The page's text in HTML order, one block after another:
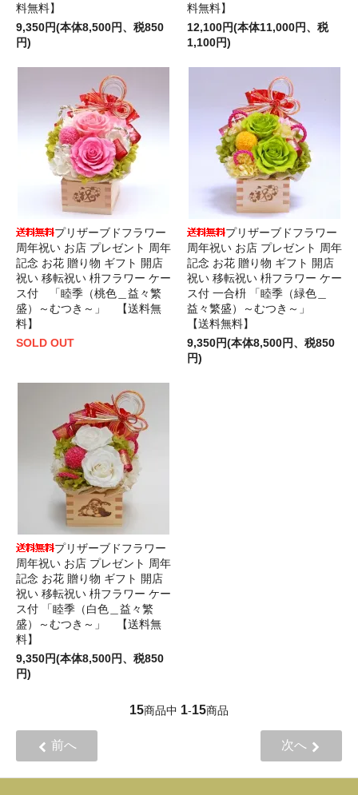
料無料】
9,350円(本体8,500円、税850
円)
料無料】
12,100円(本体11,000円、税
1,100円)
プリザーブドフラワー
周年祝い お店 プレゼント 周年
記念 お花 贈り物 ギフト 開店
祝い 移転祝い 枡フラワー ケー
ス付 「睦季（桃色＿益々繁
盛）～むつき～」 【送料無
料】
SOLD OUT
プリザーブドフラワー
周年祝い お店 プレゼント 周年
記念 お花 贈り物 ギフト 開店
祝い 移転祝い 枡フラワー ケー
ス付 一合枡 「睦季（緑色＿
益々繁盛）～むつき～」
【送料無料】
9,350円(本体8,500円、税850
円)
プリザーブドフラワー
周年祝い お店 プレゼント 周年
記念 お花 贈り物 ギフト 開店
祝い 移転祝い 枡フラワー ケー
ス付 「睦季（白色＿益々繁
盛）～むつき～」 【送料無
料】
9,350円(本体8,500円、税850
円)
15商品中 1-15商品
前へ 次へ